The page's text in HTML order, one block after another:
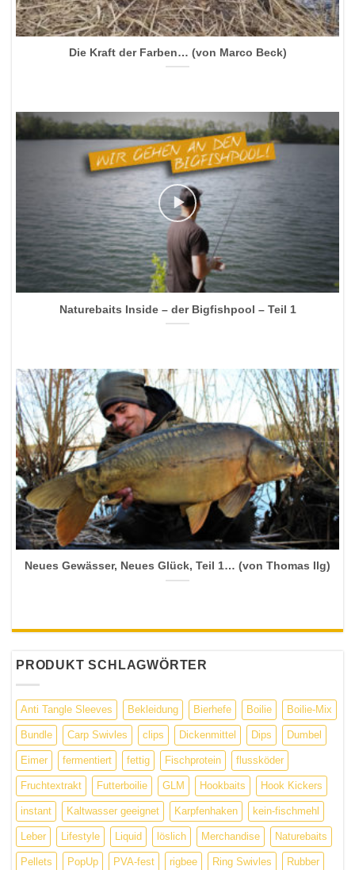
Die Kraft der Farben… (von Marco Beck)
Naturebaits Inside – der Bigfishpool – Teil 1
Neues Gewässer, Neues Glück, Teil 1… (von Thomas Ilg)
PRODUKT SCHLAGWÖRTER
Anti Tangle Sleeves Bekleidung Bierhefe Boilie Boilie-Mix
Bundle Carp Swivles clips Dickenmittel Dips Dumbel
Eimer fermentiert fettig Fischprotein flussköder
Fruchtextrakt Futterboilie GLM Hookbaits Hook Kickers
instant Kaltwasser geeignet Karpfenhaken kein-fischmehl
Leber Lifestyle Liquid löslich Merchandise Naturebaits
Pellets PopUp PVA-fest rigbee Ring Swivles Rubber